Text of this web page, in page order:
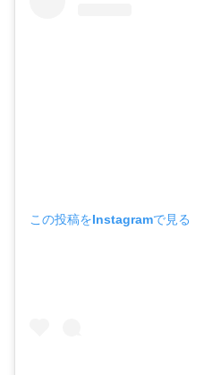
この投稿をInstagramで見る